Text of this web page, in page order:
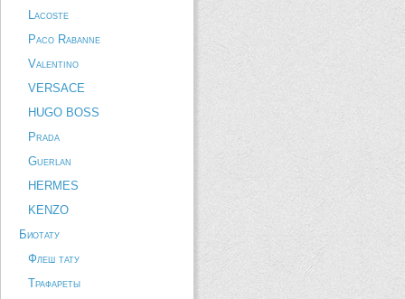
Lacoste
Paco Rabanne
Valentino
VERSACE
HUGO BOSS
Prada
Guerlan
HERMES
KENZO
Биотату
Флеш тату
Трафареты